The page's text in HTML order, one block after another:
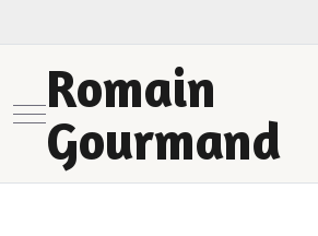
Mobile Menu Toggle
Romain
Gourmand